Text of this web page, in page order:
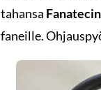
tahansa Fanatecin
faneille.